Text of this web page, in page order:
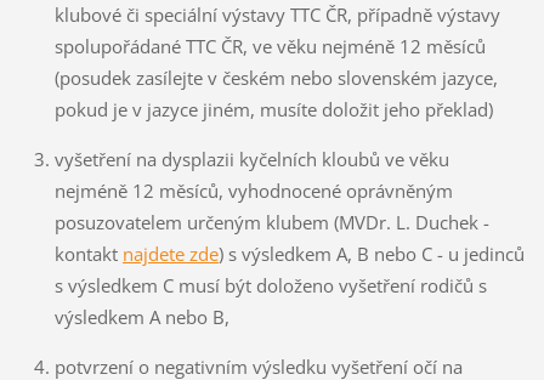
klubové či speciální výstavy TTC ČR, případně výstavy
spolupořádané TTC ČR, ve věku nejméně 12 měsíců
(posudek zasílejte v českém nebo slovenském jazyce,
pokud je v jazyce jiném, musíte doložit jeho překlad)
vyšetření na dysplazii kyčelních kloubů ve věku
nejméně 12 měsíců, vyhodnocené oprávněným
posuzovatelem určeným klubem (MVDr. L. Duchek -
kontakt najdete zde) s výsledkem A, B nebo C - u jedinců
s výsledkem C musí být doloženo vyšetření rodičů s
výsledkem A nebo B,
potvrzení o negativním výsledku vyšetření očí na